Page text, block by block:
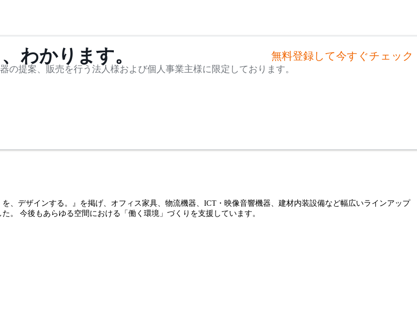
わかります。 無料登録して今すぐチェック
の提案、販売を行う法人様および個人事業主様に限定しております。
、デザインする。』を掲げ、オフィス家具、物流機器、ICT・映像音響機器、建材内装設備など幅広いラインアップ
。 今後もあらゆる空間における「働く環境」づくりを支援しています。